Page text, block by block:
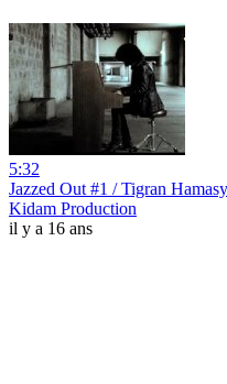
5:32
Jazzed Out #1 / Tigran
Kidam Production
il y a 16 ans